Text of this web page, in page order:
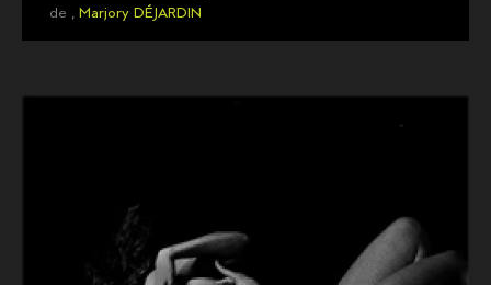
de , Marjory DÉJARDIN